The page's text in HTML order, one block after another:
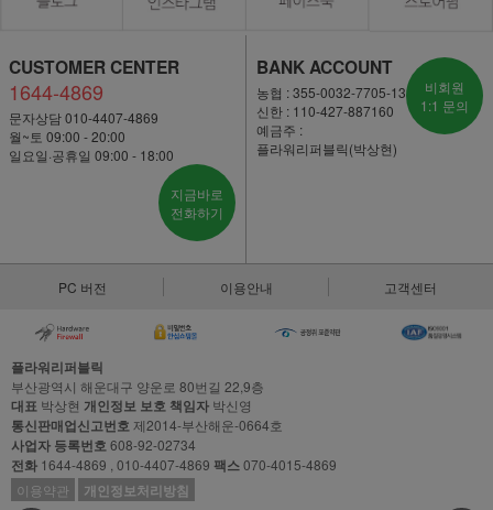
CUSTOMER CENTER
1644-4869
문자상담 010-4407-4869
월~토 09:00 - 20:00
일요일·공휴일 09:00 - 18:00
지금바로
전화하기
BANK ACCOUNT
농협 : 355-0032-7705-13
신한 : 110-427-887160
예금주 :
플라워리퍼블릭(박상현)
비회원
1:1 문의
PC 버전 이용안내 고객센터
플라워리퍼블릭
부산광역시 해운대구 양운로 80번길 22,9층
대표 박상현 개인정보 보호 책임자 박신영
통신판매업신고번호제2014-부산해운-0664호
사업자 등록번호608-92-02734
전화 1644-4869 , 010-4407-4869 팩스070-4015-4869
이용약관
개인정보처리방침